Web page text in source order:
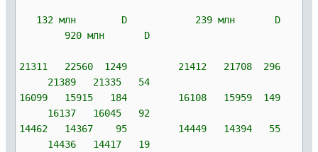
132 млн D 239 млн D
920 млн D
21311 22560 1249 21412 21708 296
21389 21335 54
16099 15915 184 16108 15959 149
16137 16045 92
14462 14367 95 14449 14394 55
14436 14417 19